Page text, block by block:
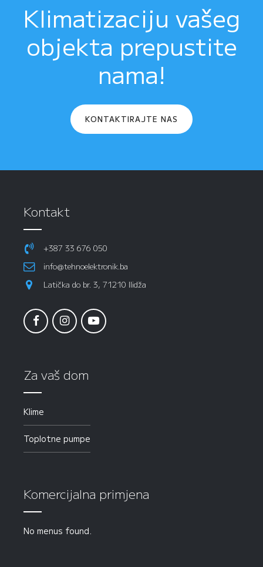
Klimatizaciju vašeg
objekta prepustite
nama!
KONTAKTIRAJTE NAS
Kontakt
+387 33 676 050
info@tehnoelektronik.ba
Latička do br. 3, 71210 Ilidža
Za vaš dom
Klime
Toplotne pumpe
Komercijalna primjena
No menus found.